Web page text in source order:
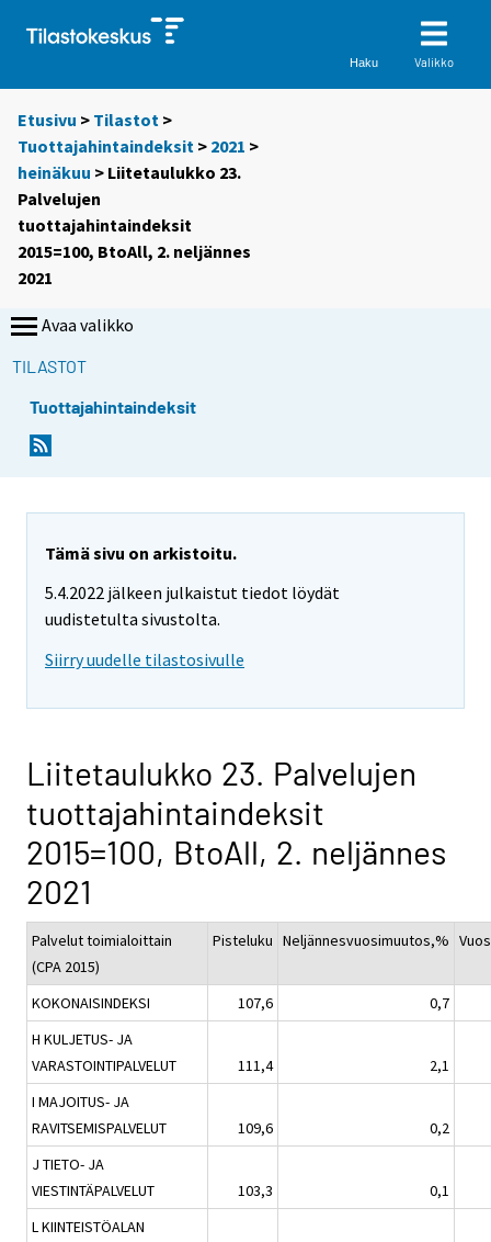
Haku Valikko
Etusivu > Tilastot >
Tuottajahintaindeksit > 2021 >
heinäkuu > Liitetaulukko 23.
Palvelujen
tuottajahintaindeksit
2015=100, BtoAll, 2. neljännes
2021
Avaa valikko
TILASTOT
Tuottajahintaindeksit
Tämä sivu on arkistoitu.
5.4.2022 jälkeen julkaistut tiedot löydät
uudistetulta sivustolta.
Siirry uudelle tilastosivulle
Liitetaulukko 23. Palvelujen
tuottajahintaindeksit
2015=100, BtoAll, 2. neljännes
2021
Palvelut toimialoittain
(CPA 2015)
Pisteluku Neljännesvuosimuutos,%
KOKONAISINDEKSI 107,6
0,7
H KULJETUS- JA
VARASTOINTIPALVELUT
111,4
2,1
I MAJOITUS- JA
RAVITSEMISPALVELUT
109,6
0,2
J TIETO- JA
VIESTINTÄPALVELUT
103,3
0,1
L KIINTEISTÖALAN